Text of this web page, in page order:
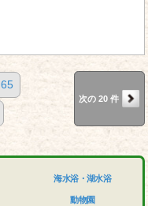
65
次の 20 件
海水浴・湖水浴
動物園